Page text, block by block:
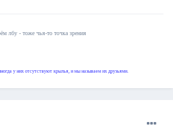
лбу - тоже чья-то точка зрения
у них отсутствуют крылья, и мы называем их друзьями.